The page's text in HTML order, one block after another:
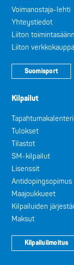
Voimanostaja-lehti
Yhteystiedot
Liiton
Liiton verkkokauppa
Suomisport
Kilpailut
Tapahtumakalenteri
Tulokset
Tilastot
SM-kilpailut
Lisenssit
Antidopingsopimus
Maajoukkueet
Kilpailuiden
Maksut
Kilpailuilmoitus